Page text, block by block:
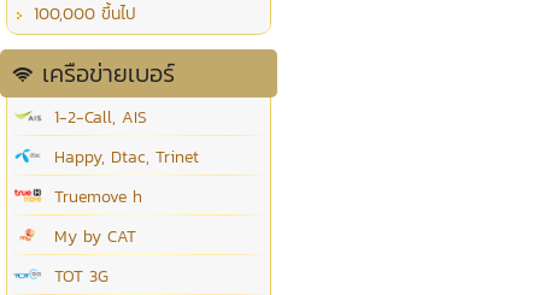
100,000 ขึ้นไป
เครือข่ายเบอร์
1-2-Call, AIS
Happy, Dtac, Trinet
Truemove h
My by CAT
TOT 3G